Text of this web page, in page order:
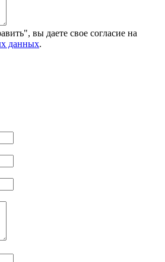
вы даете свое согласие на
данных.